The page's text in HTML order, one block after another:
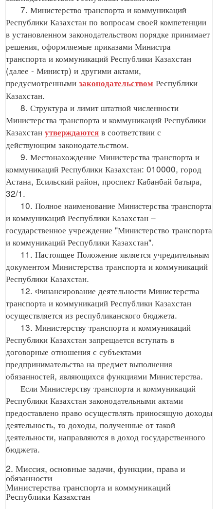
7. Министерство транспорта и коммуникаций
Республики Казахстан по вопросам своей компетенции
в установленном законодательством порядке принимает
решения, оформляемые приказами Министра
транспорта и коммуникаций Республики Казахстан
(далее - Министр) и другими актами,
предусмотренными законодательством Республики
Казахстан.
8. Структура и лимит штатной численности
Министерства транспорта и коммуникаций Республики
Казахстан утверждаются в соответствии с
действующим законодательством.
9. Местонахождение Министерства транспорта и
коммуникаций Республики Казахстан: 010000, город
Астана, Есильский район, проспект Кабанбай батыра,
32/1.
10. Полное наименование Министерства транспорта
и коммуникаций Республики Казахстан –
государственное учреждение "Министерство транспорта
и коммуникаций Республики Казахстан".
11. Настоящее Положение является учредительным
документом Министерства транспорта и коммуникаций
Республики Казахстан.
12. Финансирование деятельности Министерства
транспорта и коммуникаций Республики Казахстан
осуществляется из республиканского бюджета.
13. Министерству транспорта и коммуникаций
Республики Казахстан запрещается вступать в
договорные отношения с субъектами
предпринимательства на предмет выполнения
обязанностей, являющихся функциями Министерства.
Если Министерству транспорта и коммуникаций
Республики Казахстан законодательными актами
предоставлено право осуществлять приносящую доходы
деятельность, то доходы, полученные от такой
деятельности, направляются в доход государственного
бюджета.
2. Миссия, основные задачи, функции, права и
обязанности
Министерства транспорта и коммуникаций
Республики Казахстан